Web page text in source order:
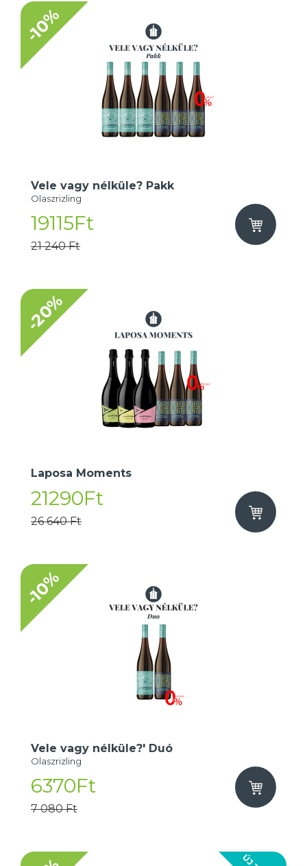
-10%
Vele vagy nélküle? Pakk
Olaszrizling
19115Ft
21 240 Ft
-20%
Laposa Moments
21290Ft
26 640 Ft
-10%
Vele vagy nélküle?' Duó
Olaszrizling
6370Ft
7 080 Ft